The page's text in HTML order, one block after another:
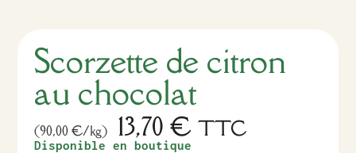
Scorzette de citron
au chocolat
(90,00 €/kg) 13,70€ TTC
Disponible en boutique